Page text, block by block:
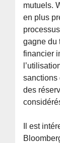
mutuels.
en plus
gagne du
financier
sanctions
des
Il est